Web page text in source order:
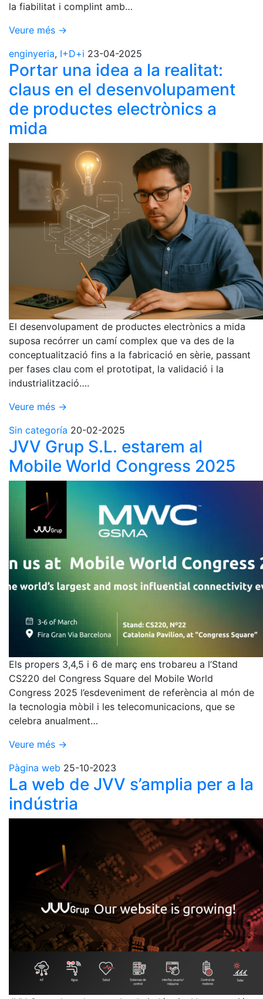
la fiabilitat i complint amb…
Veure més →
enginyeria, I+D+i 23-04-2025
Portar una idea a la realitat:
claus en el desenvolupament
de productes electrònics a
mida
El desenvolupament de productes electrònics a mida
suposa recórrer un camí complex que va des de la
conceptualització fins a la fabricació en sèrie, passant
per fases clau com el prototipat, la validació i la
industrialització….
Veure més →
Sin categoría 20-02-2025
JVV Grup S.L. estarem al
Mobile World Congress 2025
Els propers 3,4,5 i 6 de març ens trobareu a l’Stand
CS220 del Congress Square del Mobile World
Congress 2025 l’esdeveniment de referència al món de
la tecnologia mòbil i les telecomunicacions, que se
celebra anualment…
Veure més →
Pàgina web 25-10-2023
La web de JVV s’amplia per a la
indústria